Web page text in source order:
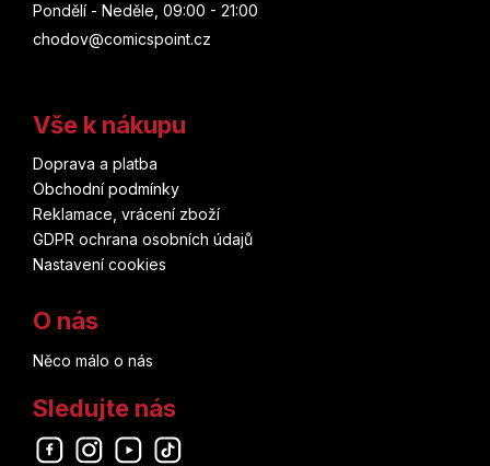
Pondělí - Neděle, 09:00 - 21:00
chodov@comicspoint.cz
Vše k nákupu
Doprava a platba
Obchodní podmínky
Reklamace, vrácení zboží
GDPR ochrana osobních údajů
Nastavení cookies
O nás
Něco málo o nás
Sledujte nás